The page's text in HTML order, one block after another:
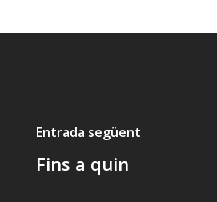
Entrada següent
Fins a quin